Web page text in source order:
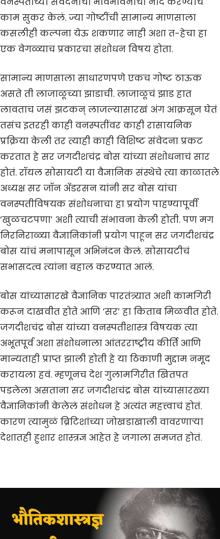
काम सुकर केलं. ज्या गोष्टींची सामान्य माणसाला
कसलीही कल्पना येऊ शकणार नाही अशा त-हेचा हा
एक वेगळ्याच प्रकारचा संशोधन विषय होता.
सामान्य माणसाला साधारणपणे एकच गोष्ट ठाऊक
असते ती लाजाळूच्या झाडाची. लाजाळूचं झाड हात
लावताच जसं झटकन् लाजल्यासारखं अंग आक्रसून घेतं
तसंच इतरही काही वनस्पतींवर काही रासायनिक
प्रक्रिया केली तर त्याही काही विशिष्ट संवेदना प्रकट
करतात हे सर जगदीशचंद्र बोस यांच्या संशोधनाचं सार
होतं. रॉयल सोसायटी या वैज्ञानिक संस्थेचे त्या काळातले
अध्यक्ष सर जॉन अँडरसन यांनी सर बोस यांचा
वनस्पतीविषयक संशोधनाचा हा प्रयोग पाहण्यापूर्वी
‘खुळचटपणा’ अशी त्याची संभावना केली होती. पण मग
निरनिराळ्या वैज्ञानिकांनी प्रयोग पाहून सर जगदीशचंद्र
बोस यांचं मनापासून अभिनंदन केलं. सोसायटीचं
सभासदत्व त्यांना बहाल करण्यात आलं.
बोस यांच्यासारखे वैज्ञानिक पारतंत्र्यात अशी कामगिरी
करून दाखवीत होते आणि ‘सर’ हा किताब मिळवीत होते.
जगदीशचंद्र बोस यांच्या वनस्पतीशास्त्र विषयक त्या
अभूतपूर्व अशा संशोधनाला आंतरराष्ट्रीय कीर्ति आणि
मान्यताही प्राप्त झाली होती हे या ठिकाणी मुद्दाम नमूद
करायला हवं. म्हणूनच देश गुलामगिरीत खितपत
पडलेला असताना सर जगदीशचंद्र बोस यांच्यासारख्या
वैज्ञानिकांनी केलेलं संशोधन हे अत्यंत महत्त्वाचं होतं.
कारण त्यामुळं ब्रिटिशांच्या जोखडाखाली वावरणाऱ्या
देशातही हुशार शास्त्रज्ञ आहेत हे जगाला समजत होतं.